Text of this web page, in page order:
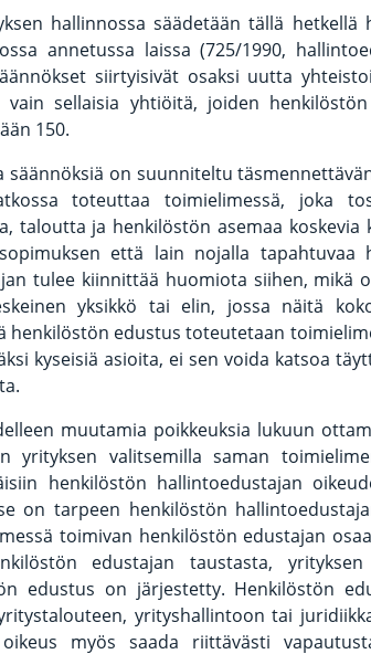
hallinnossa säädetään tällä hetkellä
annetussa laissa (725/1990,
siirtyisivät osaksi uutta
vain sellaisia yhtiöitä, joiden
150.
säännöksiä on suunniteltu
toteuttaa toimielimessä, joka
taloutta ja henkilöstön asemaa koskevia
että lain nojalla tapahtuvaa
tulee kiinnittää huomiota siihen, mikä
yksikkö tai elin, jossa näitä
henkilöstön edustus toteutetaan
kyseisiä asioita, ei sen voida katsoa
muutamia poikkeuksia lukuun
yrityksen valitsemilla saman
henkilöstön hallintoedustajan
on tarpeen henkilöstön
toimivan henkilöstön edustajan
edustajan taustasta,
edustus on järjestetty. Henkilöstön
yrityshallintoon tai
myös saada riittävästi